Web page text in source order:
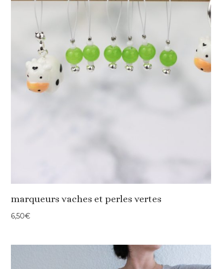
marqueurs vaches et perles vertes
6,50€